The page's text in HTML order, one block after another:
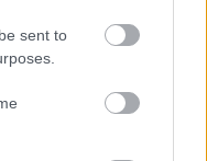
sent to
100 EZER FORINTOS
NEM KELL KÜLÖN